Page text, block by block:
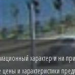
характер и ни
и характеристики